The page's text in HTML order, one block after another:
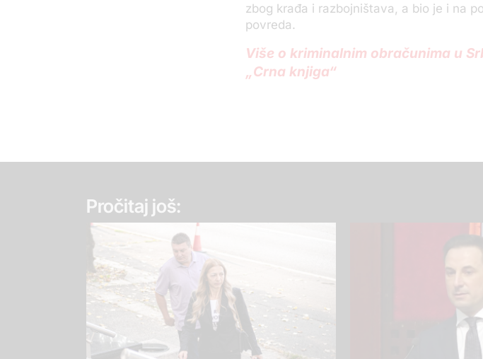
zbog krađa i razbojništava, a bio je i na
povreda.
Više o kriminalnim obračunima u
„Crna knjiga“
Pročitaj još: